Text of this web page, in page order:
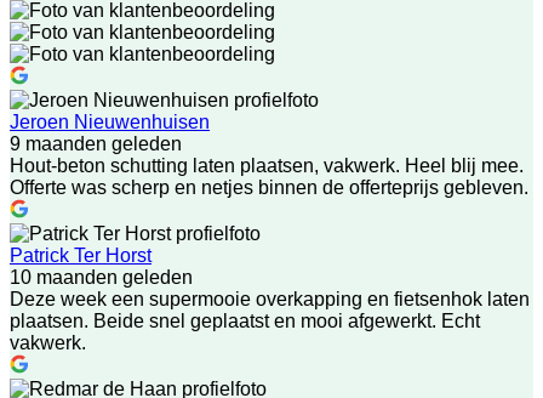
Jeroen Nieuwenhuisen
9 maanden geleden
Hout-beton schutting laten plaatsen, vakwerk. Heel blij mee.
Offerte was scherp en netjes binnen de offerteprijs gebleven.
Patrick Ter Horst
10 maanden geleden
Deze week een supermooie overkapping en fietsenhok laten
plaatsen. Beide snel geplaatst en mooi afgewerkt. Echt
vakwerk.